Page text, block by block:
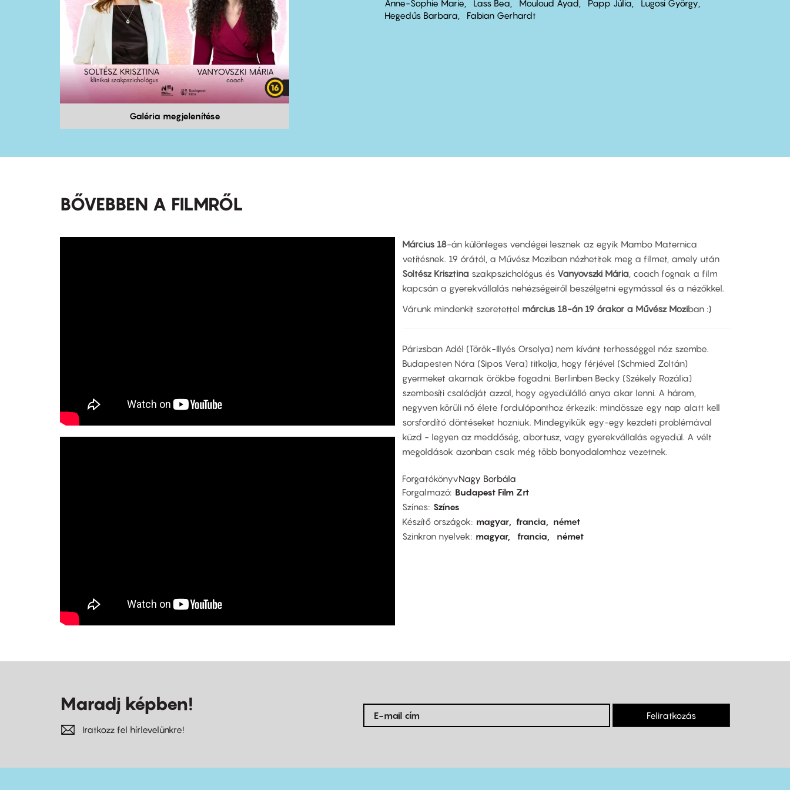
Galéria megjelenítése
Anne-Sophie Marie
Lass Bea Mouloud Ayad Papp Júlia
Lugosi György
Hegedűs Barbara
Fabian Gerhardt
BŐVEBBEN A FILMRŐL
Március 18-án különleges vendégei lesznek az egyik Mambo Maternica
vetítésnek. 19 órától, a Művész Moziban nézhetitek meg a filmet, amely után
Soltész Krisztina szakpszichológus és Vanyovszki Mária , coach fognak a film
kapcsán a gyerekvállalás nehézségeiről beszélgetni egymással és a nézőkkel.
Várunk mindenkit szeretettel március 18-án 19 órakor a Művész Moziban :)
Párizsban Adél (Török-Illyés Orsolya) nem kívánt terhességgel néz szembe.
Budapesten Nóra (Sipos Vera) titkolja, hogy férjével (Schmied Zoltán)
gyermeket akarnak örökbe fogadni. Berlinben Becky (Székely Rozália)
szembesíti családját azzal, hogy egyedülálló anya akar lenni. A három,
negyven körüli nő élete fordulóponthoz érkezik: mindössze egy nap alatt kell
sorsfordító döntéseket hozniuk. Mindegyikük egy-egy kezdeti problémával
küzd - legyen az meddőség, abortusz, vagy gyerekvállalás egyedül. A vélt
megoldások azonban csak még több bonyodalomhoz vezetnek.
ForgatókönyvNagy Borbála
Forgalmazó Budapest Film Zrt
Színes Színes
Készítő országok
magyar francia
német
Szinkron nyelvek
magyar francia német
Maradj képben!
Iratkozz fel hírlevelünkre!
Feliratkozás